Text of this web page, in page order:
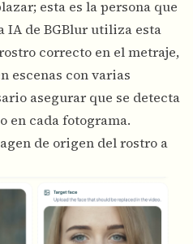
esta es la persona que
IA de BGBlur utiliza esta
correcto en el metraje,
escenas con varias
asegurar que se detecta
en cada fotograma.
de origen del rostro a